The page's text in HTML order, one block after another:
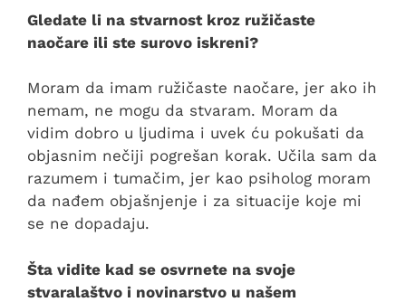
Gledate li na stvarnost kroz ružičaste
naočare ili ste surovo iskreni?
Moram da imam ružičaste naočare, jer ako ih
nemam, ne mogu da stvaram. Moram da
vidim dobro u ljudima i uvek ću pokušati da
objasnim nečiji pogrešan korak. Učila sam da
razumem i tumačim, jer kao psiholog moram
da nađem objašnjenje i za situacije koje mi
se ne dopadaju.
Šta vidite kad se osvrnete na svoje
stvaralaštvo i novinarstvo u našem